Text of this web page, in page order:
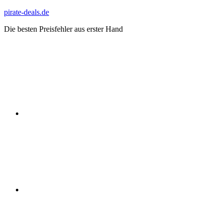
Zum
springen
pirate-deals.de
Die besten Preisfehler aus erster Hand